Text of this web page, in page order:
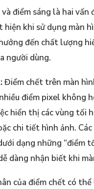
điểm sáng là hai vấn
hiện khi sử dụng màn
đến chất lượng
người dùng.
Điểm chết trên màn
điểm pixel không
hiển thị các vùng tối
chi tiết hình ảnh.
dạng những “điểm
dàng nhận biết khi
của điểm chết có